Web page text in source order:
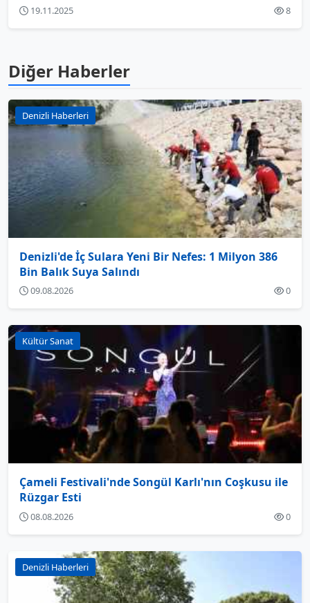
19.11.2025 8
Diğer Haberler
Denizli Haberleri
Denizli'de İç Sulara Yeni Bir Nefes: 1 Milyon 386
Bin Balık Suya Salındı
09.08.2026 0
Kültür Sanat
Çameli Festivali'nde Songül Karlı'nın Coşkusu ile
Rüzgar Esti
08.08.2026 0
Denizli Haberleri